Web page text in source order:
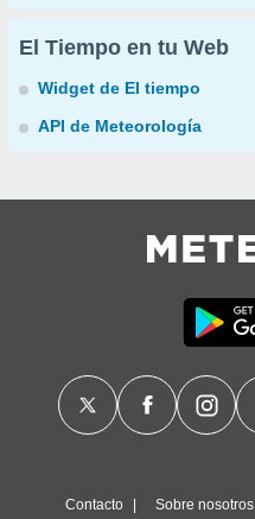
El Tiempo en tu Web
Widget de El tiempo
API de Meteorología
Contacto Sobre nosotros